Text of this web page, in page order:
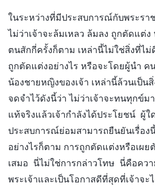
ในระหว่างที่มีประสบการณ์กับพระรา
ไม่ว่าเจ้าจะล้มเหลว ล้มลง ถูกตัดแต่ง
ตนสักกี่ครั้งก็ตาม เหล่านี้ไม่ใช่สิ่งที่ไม่
ถูกตัดแต่งอย่างไร หรือจะโดยผู้นำ ค
น้องชายหญิงของเจ้า เหล่านี้ล้วนเป็น
จดจำไว้ดังนี้ว่า ไม่ว่าเจ้าจะทนทุกข์ม
แท้จริงแล้วเจ้ากำลังได้ประโยชน์ ผู้
ประสบการณ์ย่อมสามารถยืนยันเรื่อง
อย่างไรก็ตาม การถูกตัดแต่งหรือเผย
เสมอ นี่ไม่ใช่การกล่าวโทษ นี่คือคว
พระเจ้าและเป็นโอกาสดีที่สุดที่เจ้าจะ